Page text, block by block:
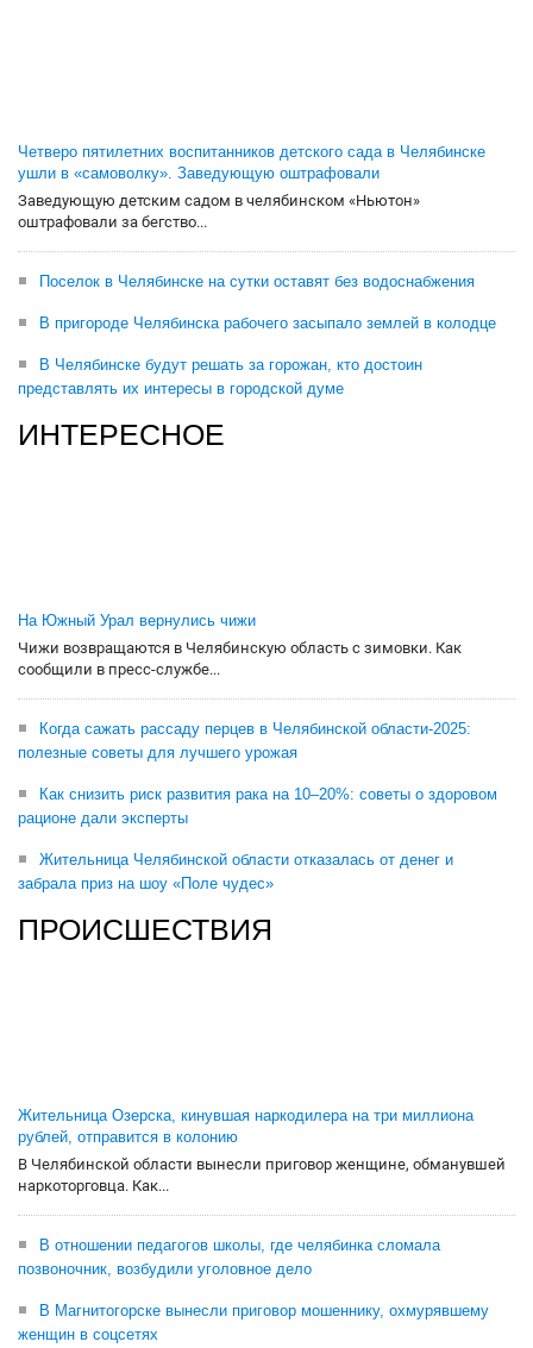
Четверо пятилетних воспитанников детского сада в Челябинске
ушли в «самоволку». Заведующую оштрафовали
Заведующую детским садом в челябинском «Ньютон»
оштрафовали за бегство...
Поселок в Челябинске на сутки оставят без водоснабжения
В пригороде Челябинска рабочего засыпало землей в колодце
В Челябинске будут решать за горожан, кто достоин
представлять их интересы в городской думе
ИНТЕРЕСНОЕ
На Южный Урал вернулись чижи
Чижи возвращаются в Челябинскую область с зимовки. Как
сообщили в пресс-службе...
Когда сажать рассаду перцев в Челябинской области-2025:
полезные советы для лучшего урожая
Как снизить риск развития рака на 10–20%: советы о здоровом
рационе дали эксперты
Жительница Челябинской области отказалась от денег и
забрала приз на шоу «Поле чудес»
ПРОИСШЕСТВИЯ
Жительница Озерска, кинувшая наркодилера на три миллиона
рублей, отправится в колонию
В Челябинской области вынесли приговор женщине, обманувшей
наркоторговца. Как...
В отношении педагогов школы, где челябинка сломала
позвоночник, возбудили уголовное дело
В Магнитогорске вынесли приговор мошеннику, охмурявшему
женщин в соцсетях